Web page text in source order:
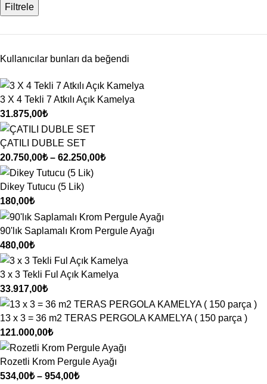
Filtrele
Kullanıcılar bunları da beğendi
3 X 4 Tekli 7 Atkılı Açık Kamelya
31.875,00₺
ÇATILI DUBLE SET
20.750,00₺ – 62.250,00₺
Dikey Tutucu (5 Lik)
180,00₺
90'lık Saplamalı Krom Pergule Ayağı
480,00₺
3 x 3 Tekli Ful Açık Kamelya
33.917,00₺
13 x 3 = 36 m2 TERAS PERGOLA KAMELYA ( 150 parça )
121.000,00₺
Rozetli Krom Pergule Ayağı
534,00₺ – 954,00₺